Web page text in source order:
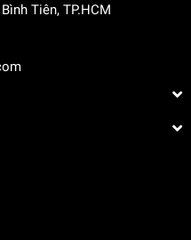
Tiên, TP.HCM